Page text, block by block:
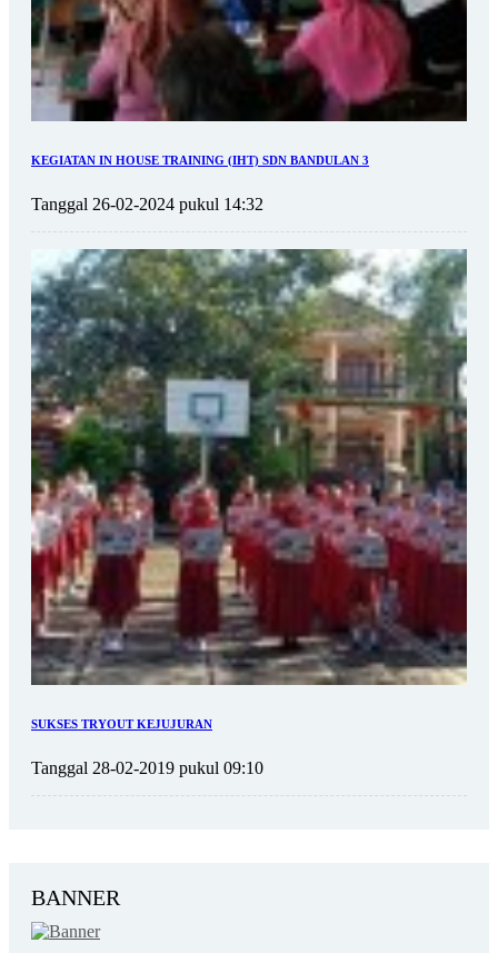
KEGIATAN IN HOUSE TRAINING (IHT) SDN BANDULAN 3
Tanggal 26-02-2024 pukul 14:32
SUKSES TRYOUT KEJUJURAN
Tanggal 28-02-2019 pukul 09:10
BANNER